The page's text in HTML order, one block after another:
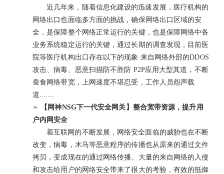
近几年来，随着信息化建设的迅速发展，医疗机构的
网络出口也面临多方面的挑战，确保网络出口区域的安
全，是保障整个网络正常运行的关键，也是保障网络中各
业务系统稳定运行的关键，通过长期的调查发现，目前医
院等医疗机构出口存在以下的现象 来自网络外部的DDOS
攻击、病毒、恶意扫描防不胜防 P2P应用大型其道，不断
蚕食网络带宽，上网速度不堪忍受，工作人员怨声载
道.......
➢
【网神NSG下一代安全网关】整合宽带资源，提升用
户内网安全
着互联网的不断发展，网络安全面临的威胁也在不断
改变，病毒，木马等恶意程序的传播也从原来的通过文件
拷贝，变成现在的通过网络传播。大量的来自网络的入侵
和攻击给用户的网络安全带来了很大的考验，有效的抵御